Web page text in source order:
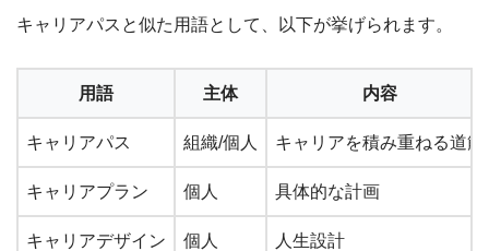
キャリアパスと似た用語として、以下が挙げられます。
用語 主体 内容
キャリアパス 組織/個人 キャリアを積み重ねる道筋
キャリアプラン 個人 具体的な計画
キャリアデザイン 個人 人生設計